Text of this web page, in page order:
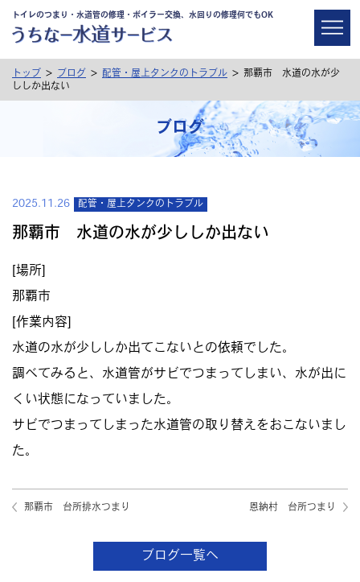
トイレのつまり・水道管の修理・ボイラー交換、水回りの修理何でもOK
トップ > ブログ > 配管・屋上タンクのトラブル > 那覇市 水道の水が少
ししか出ない
ブログ
2025.11.26 配管・屋上タンクのトラブル
那覇市 水道の水が少ししか出ない
[場所]
那覇市
[作業内容]
水道の水が少ししか出てこないとの依頼でした。
調べてみると、水道管がサビでつまってしまい、水が出に
くい状態になっていました。
サビでつまってしまった水道管の取り替えをおこないまし
た。
那覇市 台所排水つまり 恩納村 台所つまり
ブログ一覧へ